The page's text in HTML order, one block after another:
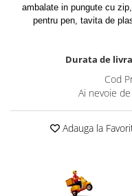
ambalate in pungute cu
pentru pen, tavita de
Durata de
Cod
Ai nevoie
Adauga la